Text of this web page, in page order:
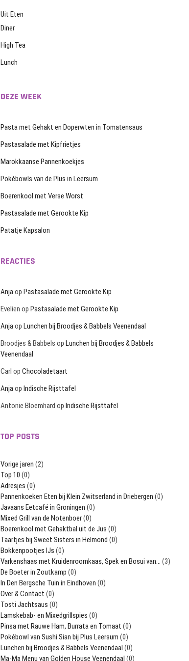
Uit Eten
Diner
High Tea
Lunch
DEZE WEEK
Pasta met Gehakt en Doperwten in Tomatensaus
Pastasalade met Kipfrietjes
Marokkaanse Pannenkoekjes
Pokébowls van de Plus in Leersum
Boerenkool met Verse Worst
Pastasalade met Gerookte Kip
Patatje Kapsalon
REACTIES
Anjaop Pastasalade met Gerookte Kip
Evelien op Pastasalade met Gerookte Kip
Anjaop Lunchen bij Broodjes & Babbels Veenendaal
Broodjes & Babbels op Lunchen bij Broodjes & Babbels
Veenendaal
Carl op Chocoladetaart
Anjaop Indische Rijsttafel
Antonie Bloemhard op Indische Rijsttafel
TOP POSTS
Vorige jaren (2)
Top 10 (0)
Adresjes (0)
Pannenkoeken Eten bij Klein Zwitserland in Driebergen (0)
Javaans Eetcafé in Groningen (0)
Mixed Grill van de Notenboer(0)
Boerenkool met Gehaktbal uit de Jus (0)
Taartjes bij Sweet Sisters in Helmond (0)
Bokkenpootjes IJs (0)
Varkenshaas met Kruidenroomkaas, Spek en Bosui van… (3)
De Boeter in Zoutkamp (0)
In Den Bergsche Tuin in Eindhoven (0)
Over & Contact (0)
Tosti Jachtsaus (0)
Lamskebab- en Mixedgrillspies (0)
Pinsa met Rauwe Ham, Burrata en Tomaat (0)
Pokébowl van Sushi Sian bij Plus Leersum (0)
Lunchen bij Broodjes & Babbels Veenendaal (0)
Ma-Ma Menu van Golden House Veenendaal (0)